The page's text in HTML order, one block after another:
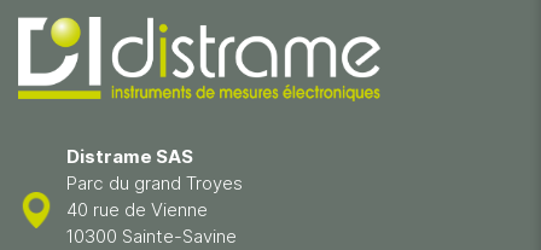
Distrame SAS
Parc du grand Troyes
40 rue de Vienne
10300 Sainte-Savine